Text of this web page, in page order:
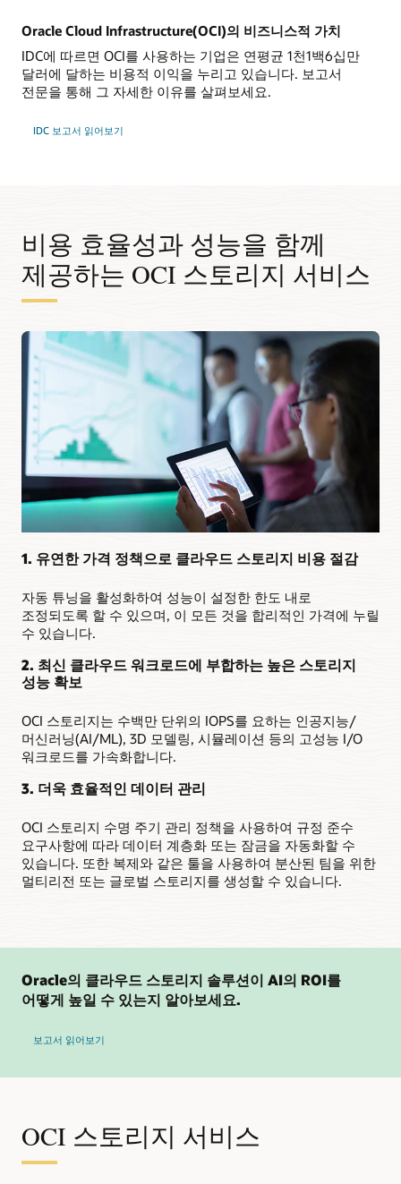
Oracle Cloud Infrastructure(OCI)의 비즈니스적 가치
IDC에 따르면 OCI를 사용하는 기업은 연평균 1천1백6십만
달러에 달하는 비용적 이익을 누리고 있습니다. 보고서
전문을 통해 그 자세한 이유를 살펴보세요.
IDC 보고서 읽어보기
비용 효율성과 성능을 함께
제공하는 OCI 스토리지 서비스
1. 유연한 가격 정책으로 클라우드 스토리지 비용 절감
자동 튜닝을 활성화하여 성능이 설정한 한도 내로
조정되도록 할 수 있으며, 이 모든 것을 합리적인 가격에 누릴
수 있습니다.
2. 최신 클라우드 워크로드에 부합하는 높은 스토리지
성능 확보
OCI 스토리지는 수백만 단위의 IOPS를 요하는 인공지능/
머신러닝(AI/ML), 3D 모델링, 시뮬레이션 등의 고성능 I/O
워크로드를 가속화합니다.
3. 더욱 효율적인 데이터 관리
OCI 스토리지 수명 주기 관리 정책을 사용하여 규정 준수
요구사항에 따라 데이터 계층화 또는 잠금을 자동화할 수
있습니다. 또한 복제와 같은 툴을 사용하여 분산된 팀을 위한
멀티리전 또는 글로벌 스토리지를 생성할 수 있습니다.
Oracle의 클라우드 스토리지 솔루션이 AI의 ROI를
어떻게 높일 수 있는지 알아보세요.
보고서 읽어보기
OCI 스토리지 서비스